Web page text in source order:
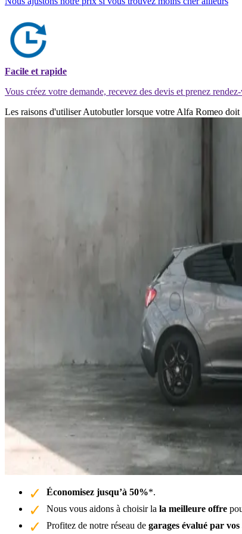
Facile et rapide
Vous créez votre demande, recevez des devis et prenez
Les raisons d'utiliser Autobutler lorsque votre Alfa Romeo doit
Économisez jusqu’à 50%*.
Nous vous aidons à choisir la la meilleure offre
Profitez de notre réseau de garages évalué par vos